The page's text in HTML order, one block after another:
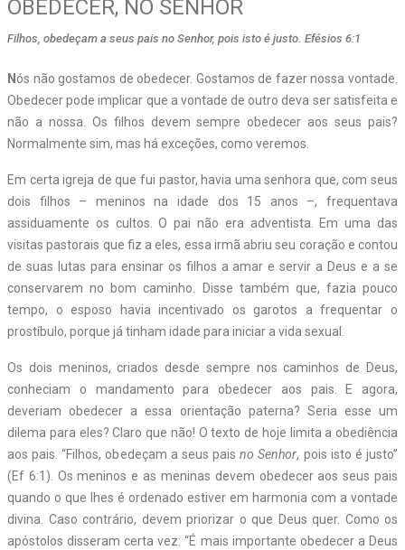
OBEDECER, NO SENHOR
Filhos, obedeçam a seus pais no Senhor, pois isto é justo. Efésios 6:1
Nós não gostamos de obedecer. Gostamos de fazer nossa vontade.
Obedecer pode implicar que a vontade de outro deva ser satisfeita e
não a nossa. Os filhos devem sempre obedecer aos seus pais?
Normalmente sim, mas há exceções, como veremos.
Em certa igreja de que fui pastor, havia uma senhora que, com seus
dois filhos – meninos na idade dos 15 anos –, frequentava
assiduamente os cultos. O pai não era adventista. Em uma das
visitas pastorais que fiz a eles, essa irmã abriu seu coração e contou
de suas lutas para ensinar os filhos a amar e servir a Deus e a se
conservarem no bom caminho. Disse também que, fazia pouco
tempo, o esposo havia incentivado os garotos a frequentar o
prostíbulo, porque já tinham idade para iniciar a vida sexual.
Os dois meninos, criados desde sempre nos caminhos de Deus,
conheciam o mandamento para obedecer aos pais. E agora,
deveriam obedecer a essa orientação paterna? Seria esse um
dilema para eles? Claro que não! O texto de hoje limita a obediência
aos pais. “Filhos, obedeçam a seus paisno Senhor, pois isto é justo”
(Ef 6:1). Os meninos e as meninas devem obedecer aos seus pais
quando o que lhes é ordenado estiver em harmonia com a vontade
divina. Caso contrário, devem priorizar o que Deus quer. Como os
apóstolos disseram certa vez: “É mais importante obedecer a Deus